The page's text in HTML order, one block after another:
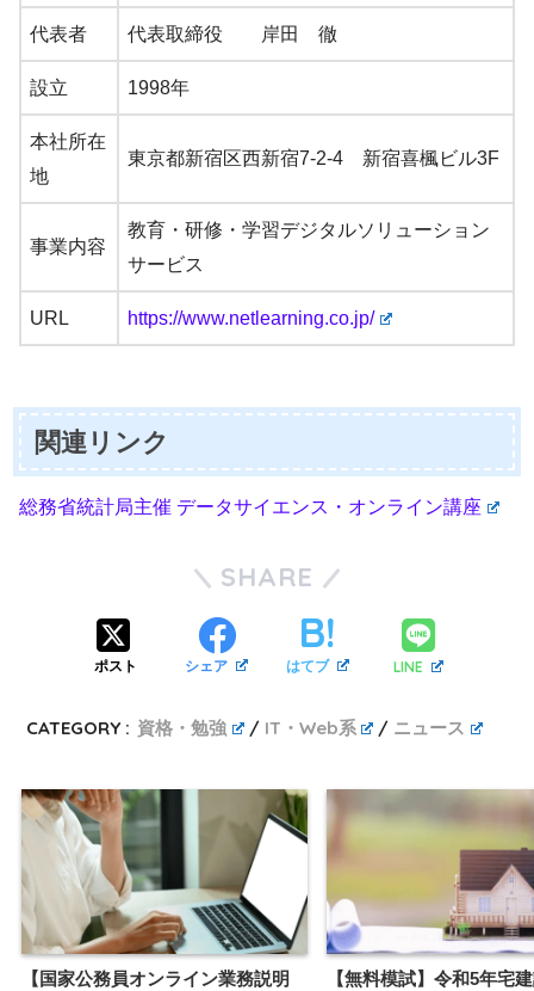
代表者 代表取締役 岸田 徹
設立 1998年
本社所在
地
東京都新宿区西新宿7-2-4 新宿喜楓ビル3F
事業内容
教育・研修・学習デジタルソリューション
サービス
URL https://www.netlearning.co.jp/
関連リンク
総務省統計局主催 データサイエンス・オンライン講座
SHARE
ポスト シェア はてブ LINE
CATEGORY : 資格・勉強 IT・Web系 ニュース
【国家公務員オンライン業務説明
【無料模試】令和5年宅